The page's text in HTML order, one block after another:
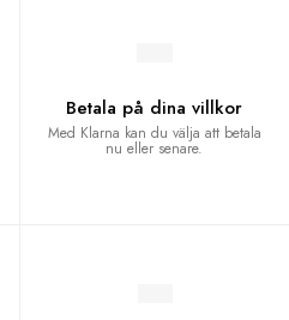
Betala på dina villkor
Med Klarna kan du välja att betala
nu eller senare.